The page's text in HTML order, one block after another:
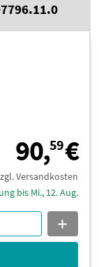
90,59€
Versandkosten
bis Mi., 12. Aug.